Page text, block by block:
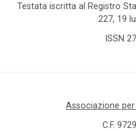
Testata iscritta al Registro
227, 19
ISSN
Associazione
C.F.